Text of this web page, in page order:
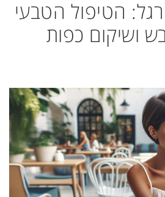
הטיפול הטבעי
ושיקום כפות